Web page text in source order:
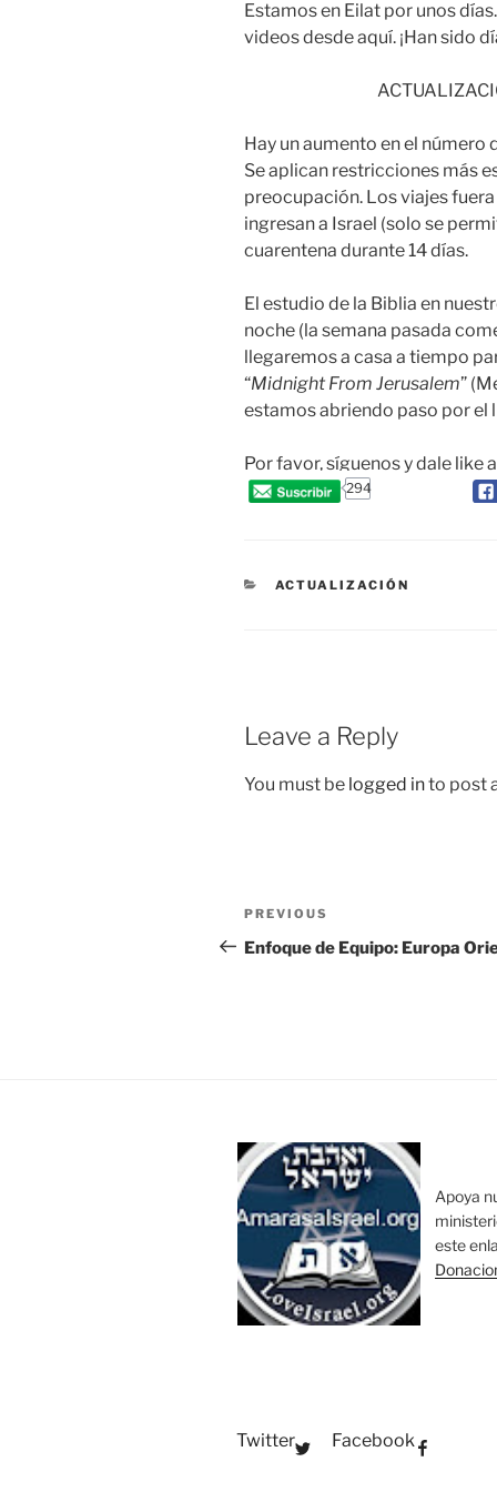
Estamos en Eilat por unos
videos desde aquí. ¡Han sido
Hay un aumento en el número
Se aplican restricciones más
preocupación. Los viajes
ingresan a Israel (solo se
cuarentena durante 14 días.
El estudio de la Biblia en
noche (la semana pasada
llegaremos a casa a tiempo
“Midnight From Jerusalem”
estamos abriendo paso por el
Por favor, síguenos y dale like
294
CATEGORIES
ACTUALIZACIÓN
Leave a Reply
You must be logged into post
Post
navigation
Previous
Post
PREVIOUS
Enfoque de Equipo: Europa
Apoya
este
Twitter Facebook